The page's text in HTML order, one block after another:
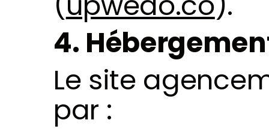
4.
Le site
par :